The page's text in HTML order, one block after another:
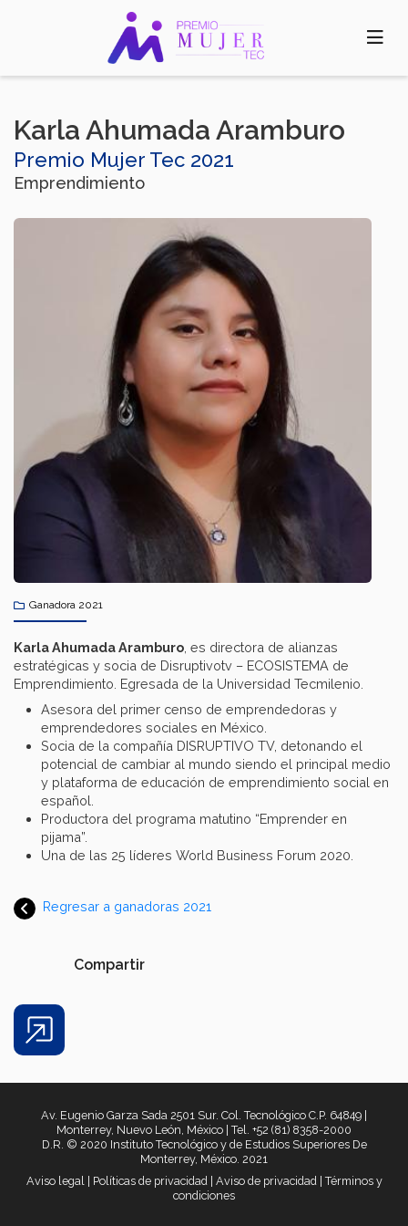
Karla Ahumada Aramburo
Premio Mujer Tec 2021
Emprendimiento
Ganadora 2021
Karla Ahumada Aramburo , es directora de alianzas
estratégicas y socia de Disruptivotv – ECOSISTEMA de
Emprendimiento. Egresada de la Universidad Tecmilenio.
Asesora del primer censo de emprendedoras y
emprendedores sociales en México.
Socia de la compañía DISRUPTIVO TV, detonando el
potencial de cambiar al mundo siendo el principal medio
y plataforma de educación de emprendimiento social en
español.
Productora del programa matutino “Emprender en
pijama”.
Una de las 25 líderes World Business Forum 2020.
Regresar a ganadoras 2021
Share
Compartir
Av. Eugenio Garza Sada 2501 Sur. Col. Tecnológico C.P. 64849 |
Monterrey, Nuevo León, México | Tel. +52 (81) 8358-2000
D.R. © 2020 Instituto Tecnológico y de Estudios Superiores De
Monterrey, México. 2021
Aviso legal
Políticas de privacidad Aviso de privacidad
Términos y
condiciones